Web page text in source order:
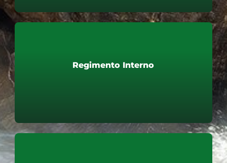
Regimento Interno
Regimento Interno